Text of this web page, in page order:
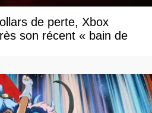
de perte, Xbox
son récent « bain de